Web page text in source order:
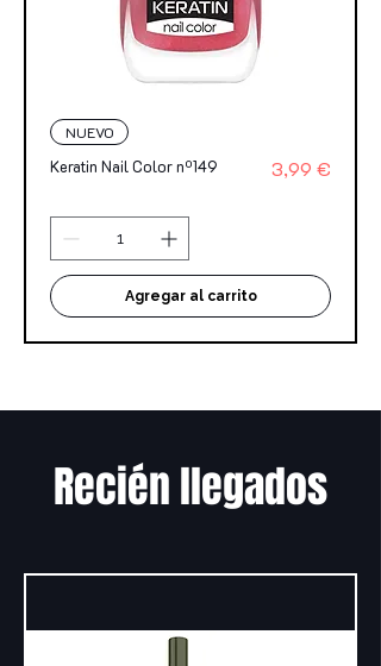
NUEVO
Keratin Nail Color nº149 Precio
3,99 €
Agregar al carrito
Recién llegados